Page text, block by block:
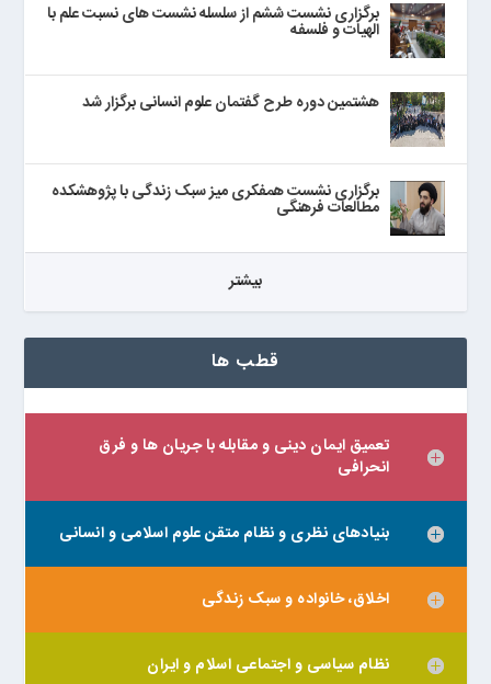
برگزاری نشست ششم از سلسله نشست های نسبت علم با
الهیات و فلسفه
هشتمین دوره طرح گفتمان علوم انسانی برگزار شد
برگزاری نشست همفکری میز سبک زندگی با پژوهشکده
مطالعات فرهنگی
بيشتر
قطب ها
تعمیق ایمان دینی و مقابله با جریان ها و فرق
انحرافی
بنیادهای نظری و نظام متقن علوم اسلامی و انسانی
اخلاق، خانواده و سبک زندگی
نظام سیاسی و اجتماعی اسلام و ایران